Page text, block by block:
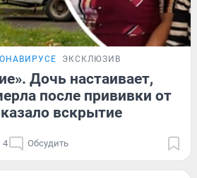
ЭКСКЛЮЗИВ
Дочь настаивает,
после прививки от
вскрытие
4 Обсудить